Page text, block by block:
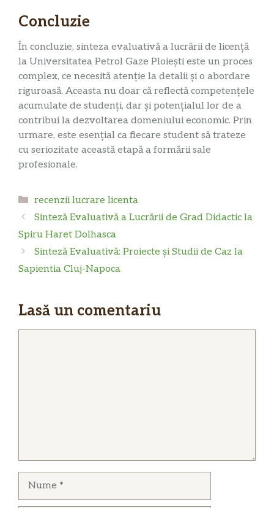
Concluzie
În concluzie, sinteza evaluativă a lucrării de licență
la Universitatea Petrol Gaze Ploiești este un proces
complex, ce necesită atenție la detalii și o abordare
riguroasă. Aceasta nu doar că reflectă competențele
acumulate de studenți, dar și potențialul lor de a
contribui la dezvoltarea domeniului economic. Prin
urmare, este esențial ca fiecare student să trateze
cu seriozitate această etapă a formării sale
profesionale.
Categorii
recenzii lucrare licenta
Sinteză Evaluativă a Lucrării de Grad Didactic la
Spiru Haret Dolhasca
Sinteză Evaluativă: Proiecte și Studii de Caz la
Sapientia Cluj-Napoca
Lasă un comentariu